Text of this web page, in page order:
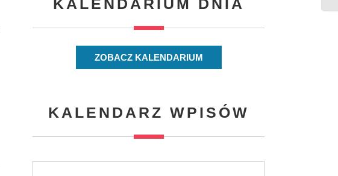
KALENDARIUM DNIA
ZOBACZ KALENDARIUM
KALENDARZ WPISÓW